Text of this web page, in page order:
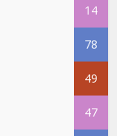
14
78
49
47